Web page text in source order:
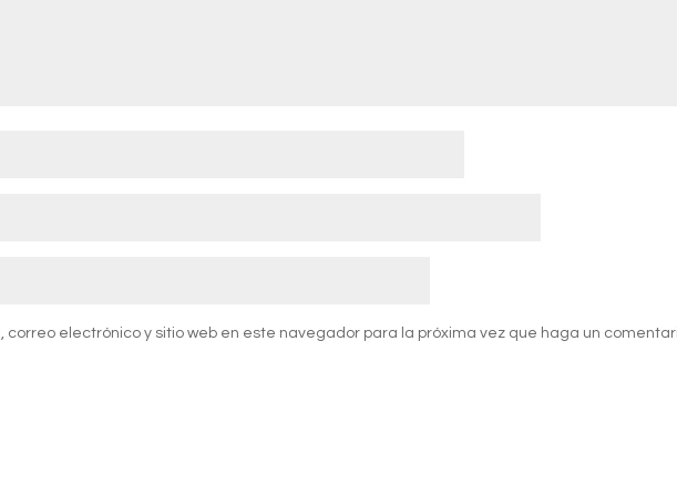
correo electrónico y sitio web en este navegador para la próxima vez que haga un